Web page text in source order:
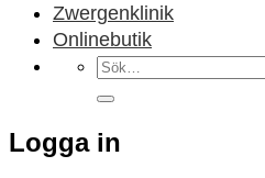
Zwergenklinik
Onlinebutik
Sök
efter:
Logga in